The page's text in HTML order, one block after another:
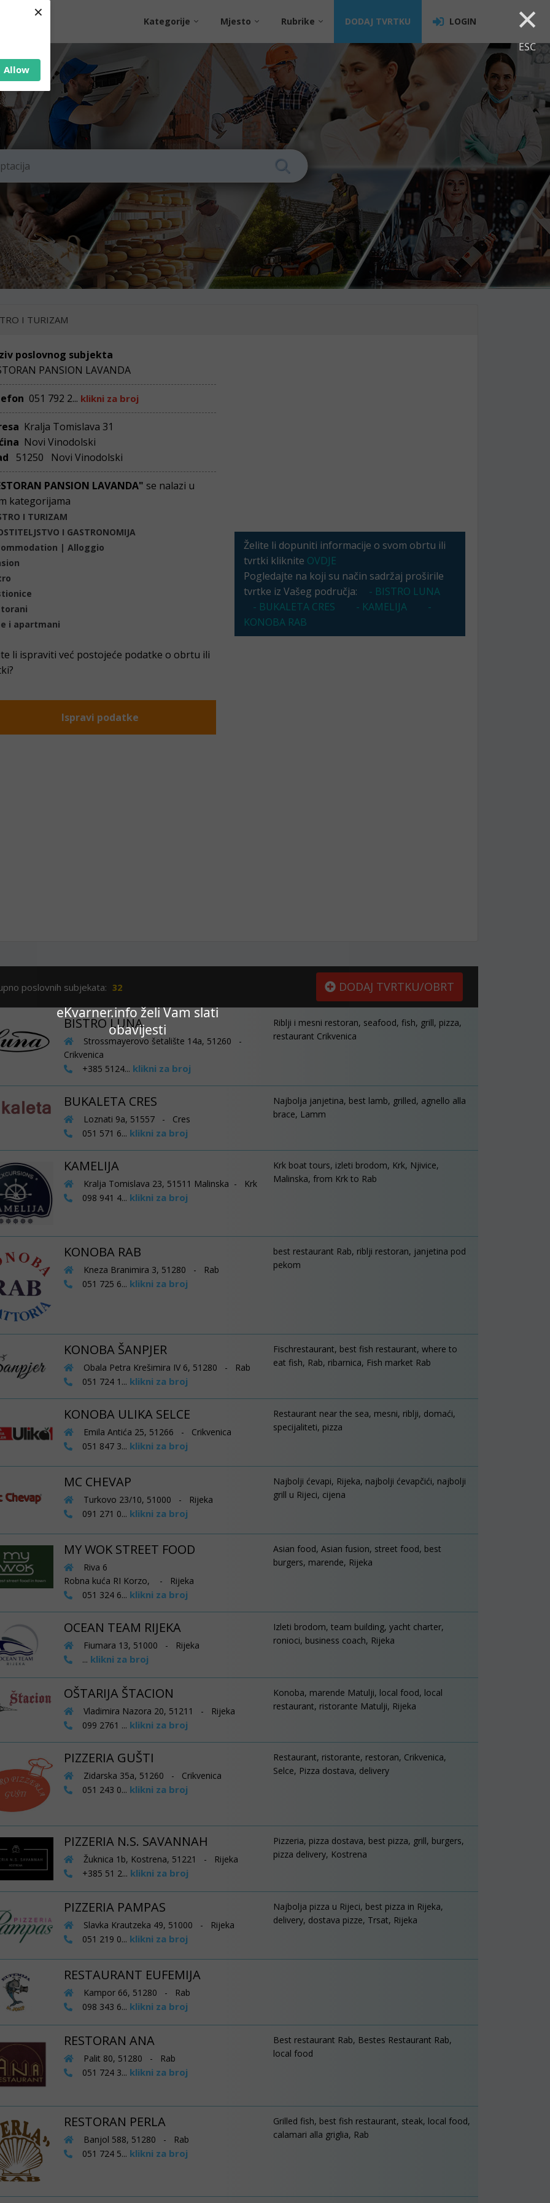
Allow
× ×
ESC
eKvarner.info želi Vam slati
obavijesti
Kategorije Mjesto Rubrike DODAJ TVRTKU LOGIN
I TURIZAM
poslovnog subjekta
PANSION LAVANDA
051 792 2... klikni za broj
Kralja Tomislava 31
Novi Vinodolski
51250 Novi Vinodolski
PANSION LAVANDA" se nalazi u
kategorijama
I TURIZAM
I GASTRONOMIJA
| Alloggio
i apartmani
li ispraviti već postojeće podatke o obrtu ili
Ispravi podatke
Želite li dopuniti informacije o svom obrtu ili
tvrtki kliknite OVDJE
Pogledajte na koji su način sadržaj proširile
tvrtke iz Vašeg područja:
- BISTRO LUNA
- BUKALETA CRES
- KAMELIJA
-
KONOBA RAB
poslovnih subjekata: 32 DODAJ TVRTKU/OBRT
BISTRO LUNA
Strossmayerovo šetalište 14a, 51260 -
Crikvenica
+385 5124... klikni za broj
Riblji i mesni restoran, seafood, fish, grill, pizza,
restaurant Crikvenica
BUKALETA CRES
Loznati 9a, 51557 - Cres
051 571 6... klikni za broj
Najbolja janjetina, best lamb, grilled, agnello alla
brace, Lamm
KAMELIJA
Kralja Tomislava 23, 51511 Malinska - Krk
098 941 4... klikni za broj
Krk boat tours, izleti brodom, Krk, Njivice,
Malinska, from Krk to Rab
KONOBA RAB
Kneza Branimira 3, 51280 - Rab
051 725 6... klikni za broj
best restaurant Rab, riblji restoran, janjetina pod
pekom
KONOBA ŠANPJER
Obala Petra Krešimira IV 6, 51280 - Rab
051 724 1... klikni za broj
Fischrestaurant, best fish restaurant, where to
eat fish, Rab, ribarnica, Fish market Rab
KONOBA ULIKA SELCE
Emila Antića 25, 51266 - Crikvenica
051 847 3... klikni za broj
Restaurant near the sea, mesni, riblji, domaći,
specijaliteti, pizza
MC CHEVAP
Turkovo 23/10, 51000 - Rijeka
091 271 0... klikni za broj
Najbolji ćevapi, Rijeka, najbolji ćevapčići, najbolji
grill u Rijeci, cijena
MY WOK STREET FOOD
Riva 6
Robna kuća RI Korzo, - Rijeka
051 324 6... klikni za broj
Asian food, Asian fusion, street food, best
burgers, marende, Rijeka
OCEAN TEAM RIJEKA
Fiumara 13, 51000 - Rijeka
... klikni za broj
Izleti brodom, team building, yacht charter,
ronioci, business coach, Rijeka
OŠTARIJA ŠTACION
Vladimira Nazora 20, 51211 - Rijeka
099 2761 ... klikni za broj
Konoba, marende Matulji, local food, local
restaurant, ristorante Matulji, Rijeka
PIZZERIA GUŠTI
Zidarska 35a, 51260 - Crikvenica
051 243 0... klikni za broj
Restaurant, ristorante, restoran, Crikvenica,
Selce, Pizza dostava, delivery
PIZZERIA N.S. SAVANNAH
Žuknica 1b, Kostrena, 51221 - Rijeka
+385 51 2... klikni za broj
Pizzeria, pizza dostava, best pizza, grill, burgers,
pizza delivery, Kostrena
PIZZERIA PAMPAS
Slavka Krautzeka 49, 51000 - Rijeka
051 219 0... klikni za broj
Najbolja pizza u Rijeci, best pizza in Rijeka,
delivery, dostava pizze, Trsat, Rijeka
RESTAURANT EUFEMIJA
Kampor 66, 51280 - Rab
098 343 6... klikni za broj
RESTORAN ANA
Palit 80, 51280 - Rab
051 724 3... klikni za broj
Best restaurant Rab, Bestes Restaurant Rab,
local food
RESTORAN PERLA
Banjol 588, 51280 - Rab
051 724 5... klikni za broj
Grilled fish, best fish restaurant, steak, local food,
calamari alla griglia, Rab